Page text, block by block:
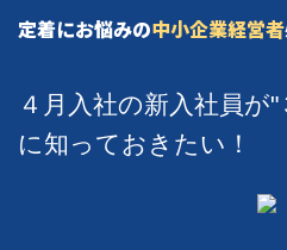
定着にお悩みの中小企業経営者
４月入社の新入社員が
に知っておきたい！